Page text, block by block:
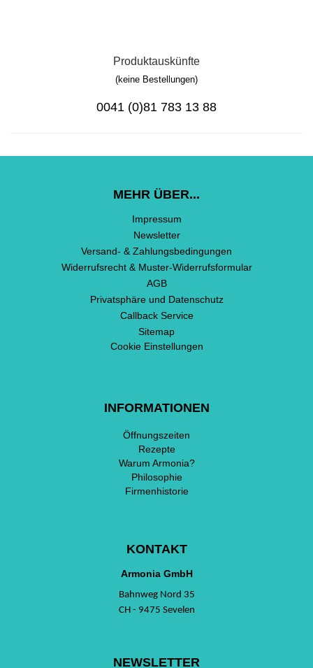
Produktauskünfte
(keine Bestellungen)
0041 (0)81 783 13 88
MEHR ÜBER...
Impressum
Newsletter
Versand- & Zahlungsbedingungen
Widerrufsrecht & Muster-Widerrufsformular
AGB
Privatsphäre und Datenschutz
Callback Service
Sitemap
Cookie Einstellungen
INFORMATIONEN
Öffnungszeiten
Rezepte
Warum Armonia?
Philosophie
Firmenhistorie
KONTAKT
Armonia GmbH
Bahnweg Nord 35
CH - 9475 Sevelen
NEWSLETTER